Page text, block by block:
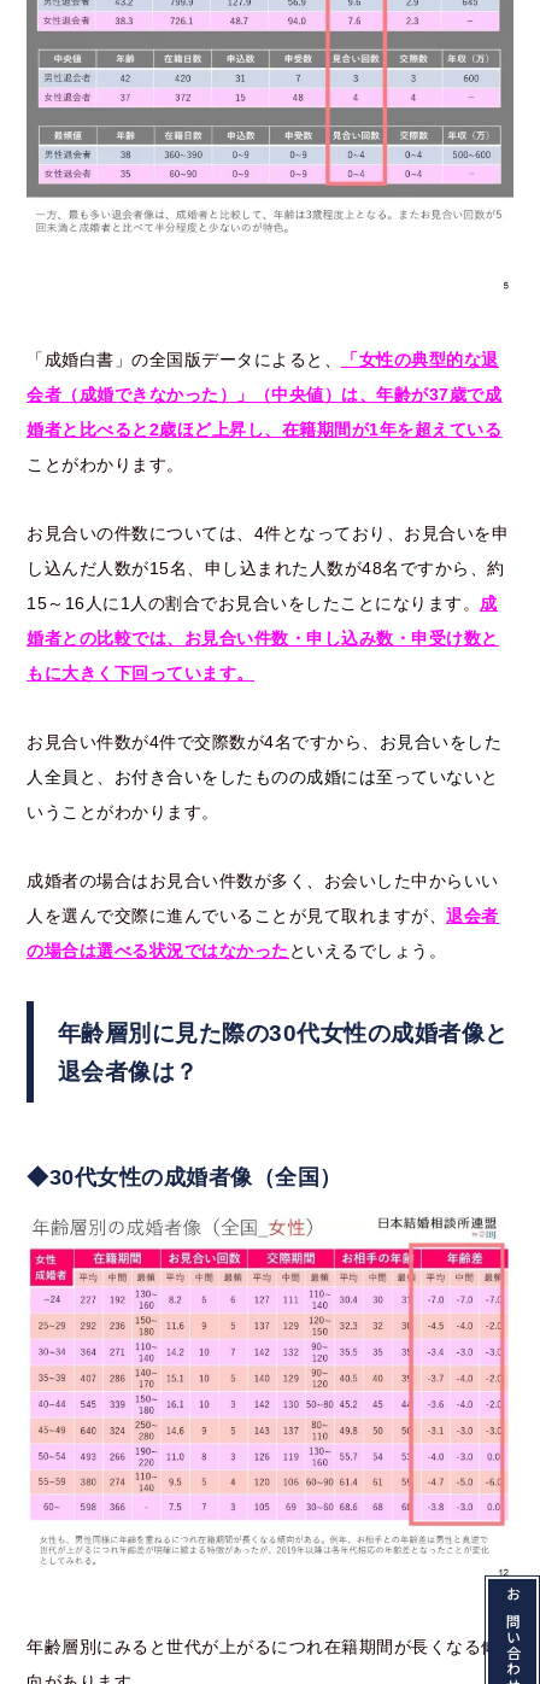
「成婚白書」の全国版データによると、
「女性の典型的な退
会者（成婚できなかった）」（中央値）は、年齢が37歳で成
婚者と比べると2歳ほど上昇し、在籍期間が1年を超えている
ことがわかります。
お見合いの件数については、4件となっており、お見合いを申
し込んだ人数が15名、申し込まれた人数が48名ですから、約
15～16人に1人の割合でお見合いをしたことになります。成
婚者との比較では、お見合い件数・申し込み数・申受け数と
もに大きく下回っています。
お見合い件数が4件で交際数が4名ですから、 お見合いをした
人全員と、お付き合いをしたものの成婚には至っていないと
いうことがわかります。
成婚者の場合はお見合い件数が多く、お会いした中からいい
人を選んで交際に進んでいることが見て取れますが、退会者
の場合は選べる状況ではなかった といえるでしょう。
年齢層別に見た際の30代女性の成婚者像と
退会者像は？
◆30代女性の成婚者像（全国）
年齢層別にみると世代が上がるにつれ在籍期間が長くなる傾